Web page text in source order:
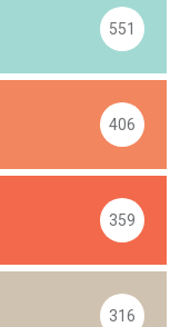
551
406
359
316